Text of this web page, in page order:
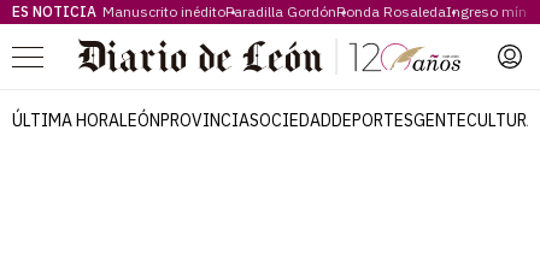
ES NOTICIA Manuscrito inéditoParadilla GordónRonda RosaledaIngreso
Menú
ÚLTIMA HORALEÓNPROVINCIASOCIEDADDEPORTESGENTECULTURA